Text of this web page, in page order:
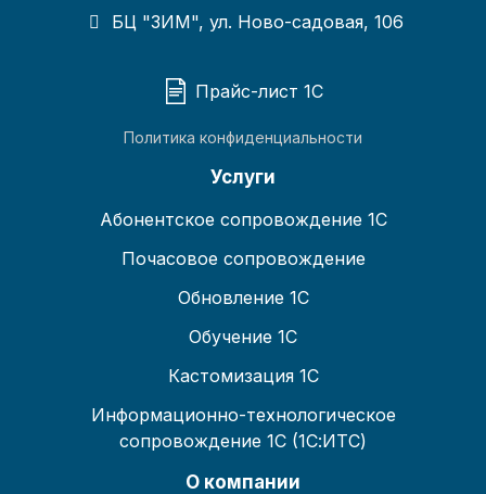
БЦ "ЗИМ", ул. Ново-садовая, 106
Прайс-лист 1С
Политика конфиденциальности
Услуги
Абонентское сопровождение 1С
Почасовое сопровождение
Обновление 1С
Обучение 1С
Кастомизация 1С
Информационно-технологическое
сопровождение 1С (1С:ИТС)
О компании